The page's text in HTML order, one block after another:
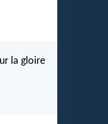
la gloire